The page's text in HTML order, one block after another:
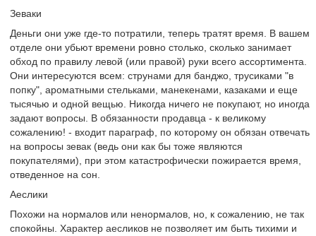
Зеваки
Деньги они уже где-то потратили, теперь тратят время. В вашем
отделе они убьют времени ровно столько, сколько занимает
обход по правилу левой (или правой) руки всего ассортимента.
Они интересуются всем: струнами для банджо, трусиками "в
попку", ароматными стельками, манекенами, казаками и еще
тысячью и одной вещью. Никогда ничего не покупают, но иногда
задают вопросы. В обязанности продавца - к великому
сожалению! - входит параграф, по которому он обязан отвечать
на вопросы зевак (ведь они как бы тоже являются
покупателями), при этом катастрофически пожирается время,
отведенное на сон.
Аеслики
Похожи на нормалов или ненормалов, но, к сожалению, не так
спокойны. Характер аесликов не позволяет им быть тихими и